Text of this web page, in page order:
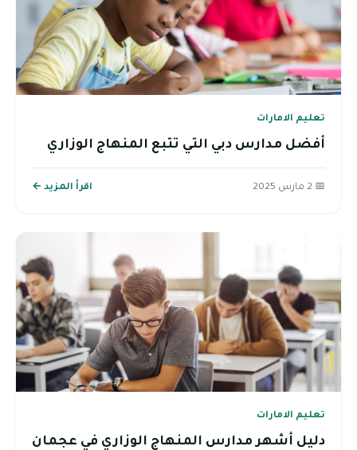
تعليم الامارات
أفضل مدارس دبي التي تتبع المنهاج الوزاري
📅 2 مارس 2025 اقرأ المزيد ←
تعليم الامارات
دليل أشهر مدارس المنهاج الوزاري في عجمان